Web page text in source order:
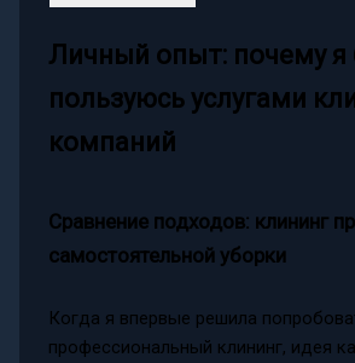
Личный опыт: почему я
пользуюсь услугами
компаний
Сравнение подходов: клининг
самостоятельной уборки
Когда я впервые решила
профессиональный клининг, идея